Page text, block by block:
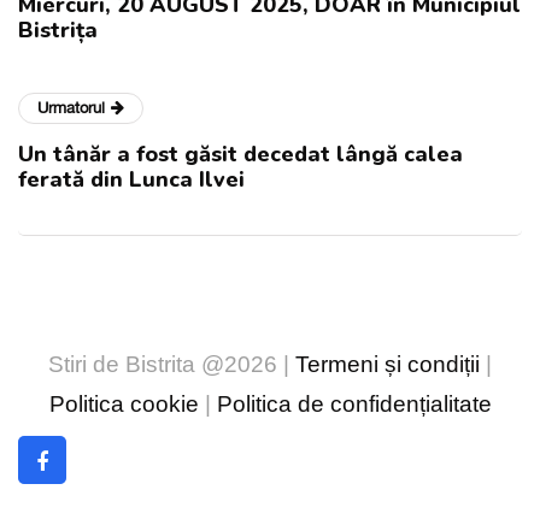
Bistrița
Urmatorul
Un tânăr a fost găsit decedat lângă calea
ferată din Lunca Ilvei
Stiri de Bistrita @2026 | Termeni și condiții
Politica cookie
Politica de confidențialitate